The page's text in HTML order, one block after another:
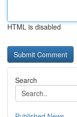
HTML is disabled
Search